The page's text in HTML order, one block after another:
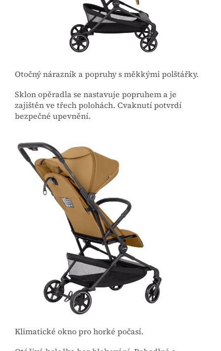
Otočný nárazník a popruhy s měkkými polštářky.
Sklon opěradla se nastavuje popruhem a je
zajištěn ve třech polohách. Cvaknutí potvrdí
bezpečné upevnění.
Klimatické okno pro horké počasí.